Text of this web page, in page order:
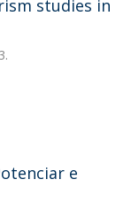
studies in
e